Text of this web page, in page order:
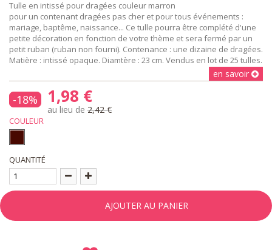
Tulle en intissé pour dragées couleur marron
pour un contenant dragées pas cher et pour tous événements :
mariage, baptême, naissance... Ce tulle pourra être complété d'une
petite décoration en fonction de votre thème et sera fermé par un
petit ruban (ruban non fourni). Contenance : une dizaine de dragées.
Matière : intissé opaque. Diamtère : 23 cm. Vendus en lot de 25 tulles.
en savoir
-18% 1,98 €
au lieu de 2,42 €
QUANTITÉ
AJOUTER AU PANIER